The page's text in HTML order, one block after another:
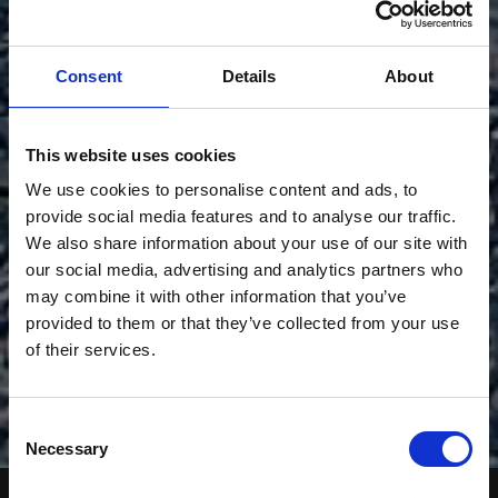
Consent Details About
This website uses cookies
We use cookies to personalise content and ads, to
provide social media features and to analyse our traffic.
We also share information about your use of our site with
our social media, advertising and analytics partners who
may combine it with other information that you’ve
provided to them or that they’ve collected from your use
of their services.
Consent
Selection
Necessary